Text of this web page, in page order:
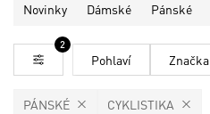
Novinky Dámské Pánské
2
Pohlaví Značka
PÁNSKÉ CYKLISTIKA